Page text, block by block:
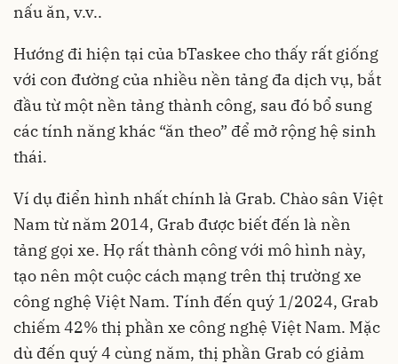
nấu ăn, v.v..
Hướng đi hiện tại của bTaskee cho thấy rất giống
với con đường của nhiều nền tảng đa dịch vụ, bắt
đầu từ một nền tảng thành công, sau đó bổ sung
các tính năng khác “ăn theo” để mở rộng hệ sinh
thái.
Ví dụ điển hình nhất chính là Grab. Chào sân Việt
Nam từ năm 2014, Grab được biết đến là nền
tảng gọi xe. Họ rất thành công với mô hình này,
tạo nên một cuộc cách mạng trên thị trường xe
công nghệ Việt Nam. Tính đến quý 1/2024, Grab
chiếm 42% thị phần xe công nghệ Việt Nam. Mặc
dù đến quý 4 cùng năm, thị phần Grab có giảm